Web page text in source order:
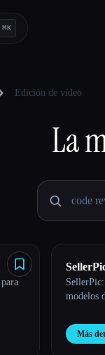
⌘K
Edición de vídeo
La
modelos
Más